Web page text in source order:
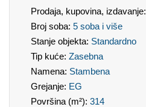
Prodaja, kupovina, izdavanje:
Broj soba: 5 soba i više
Stanje objekta: Standardno
Tip kuće: Zasebna
Namena: Stambena
Grejanje: EG
Površina (m²): 314